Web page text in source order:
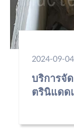
2024-09-04
บริการจั
ตรินิแดด